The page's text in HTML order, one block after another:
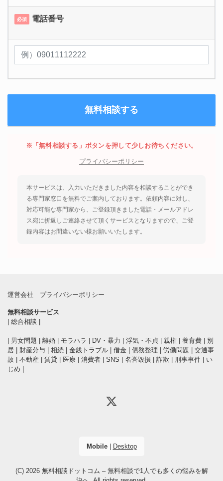
必須 電話番号
※「無料相談する」ボタンを押して少しお待ちください。
プライバシーポリシー
本サービスは、入力いただきました内容を相談することができ
る専門家窓口を無料でご案内しております。依頼内容に対し、
対応可能な専門家から、ご登録頂きました電話・メールアドレ
ス宛に折返しご連絡させて頂くサービスとなりますので、ご登
録内容はお間違いない様お願いいたします。
運営会社 プライバシーポリシー
無料相談サービス
総合相談
男女問題 離婚 モラハラ DV・暴力 浮気・不貞 親権 養育費
別
居
財産分与 相続 金銭トラブル 借金 債務整理 労働問題
交通事
故
不動産 賃貸 医療 消費者 SNS 名誉毀損 詐欺 刑事事件
い
じめ
Mobile| Desktop
(C) 2026 無料相談ドットコム – 無料相談で1人でも多くの悩みを解